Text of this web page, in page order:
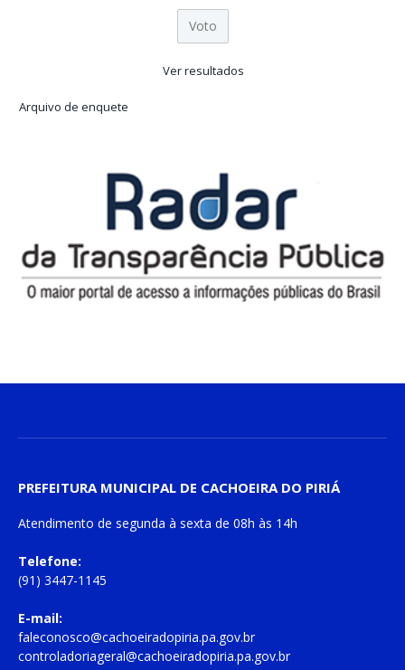
Ver resultados
Arquivo de enquete
PREFEITURA MUNICIPAL DE CACHOEIRA DO PIRIÁ
Atendimento de segunda à sexta de 08h às 14h
Telefone:
(91) 3447-1145
E-mail:
faleconosco@cachoeiradopiria.pa.gov.br
controladoriageral@cachoeiradopiria.pa.gov.br